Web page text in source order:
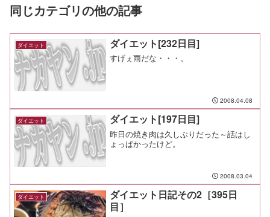
同じカテゴリの他の記事
ダイエット ダイエット[232日目]
すげぇ雨だな・・・。
2008.04.08
ダイエット ダイエット[197日目]
昨日の焼き肉は久しぶりだった～話はし
ょっぱかったけど。
2008.03.04
ダイエット
ダイエット日記その2［395日
目］